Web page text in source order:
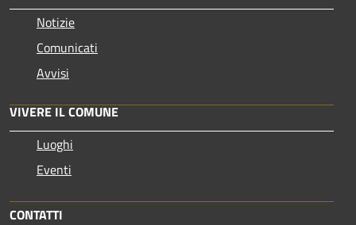
Notizie
Comunicati
Avvisi
VIVERE IL COMUNE
Luoghi
Eventi
CONTATTI